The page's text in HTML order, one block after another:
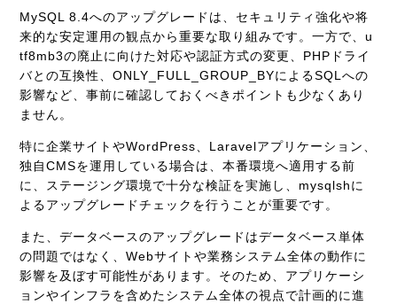
MySQL 8.4へのアップグレードは、セキュリティ強化や将
来的な安定運用の観点から重要な取り組みです。一方で、u
tf8mb3の廃止に向けた対応や認証方式の変更、PHPドライ
バとの互換性、ONLY_FULL_GROUP_BYによるSQLへの
影響など、事前に確認しておくべきポイントも少なくあり
ません。
特に企業サイトやWordPress、Laravelアプリケーション、
独自CMSを運用している場合は、本番環境へ適用する前
に、ステージング環境で十分な検証を実施し、mysqlshに
よるアップグレードチェックを行うことが重要です。
また、データベースのアップグレードはデータベース単体
の問題ではなく、Webサイトや業務システム全体の動作に
影響を及ぼす可能性があります。そのため、アプリケーシ
ョンやインフラを含めたシステム全体の視点で計画的に進